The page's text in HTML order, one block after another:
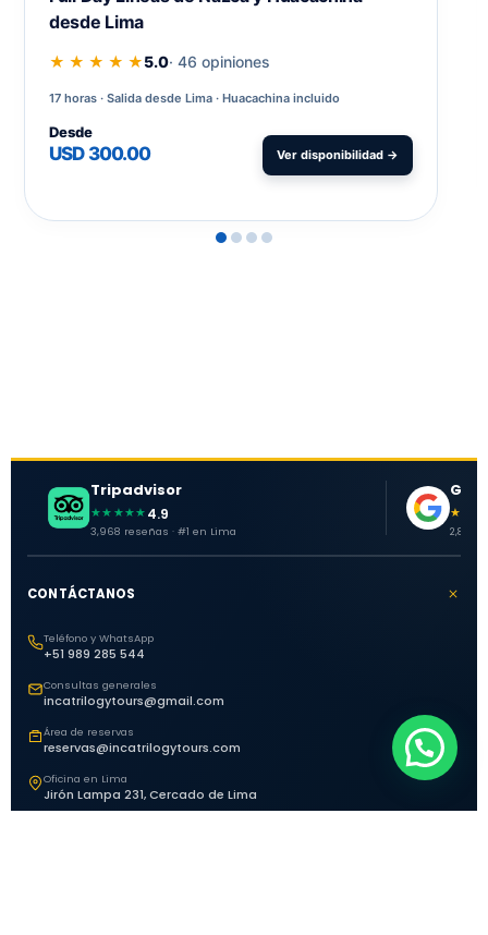
desde Lima
★ ★ ★ ★ ★5.0· 46 opiniones
17 horas Salida desde Lima · Huacachina incluido
Desde
USD 300.00 Ver disponibilidad →
Tripadvisor
★★★★★ 4.9
3,968 reseñas · #1 en Lima 2,881
CONTÁCTANOS
Teléfono y WhatsApp
+51 989 285 544
Consultas generales
incatrilogytours@gmail.com
Área de reservas
reservas@incatrilogytours.com
Oficina en Lima
Jirón Lampa 231, Cercado de Lima